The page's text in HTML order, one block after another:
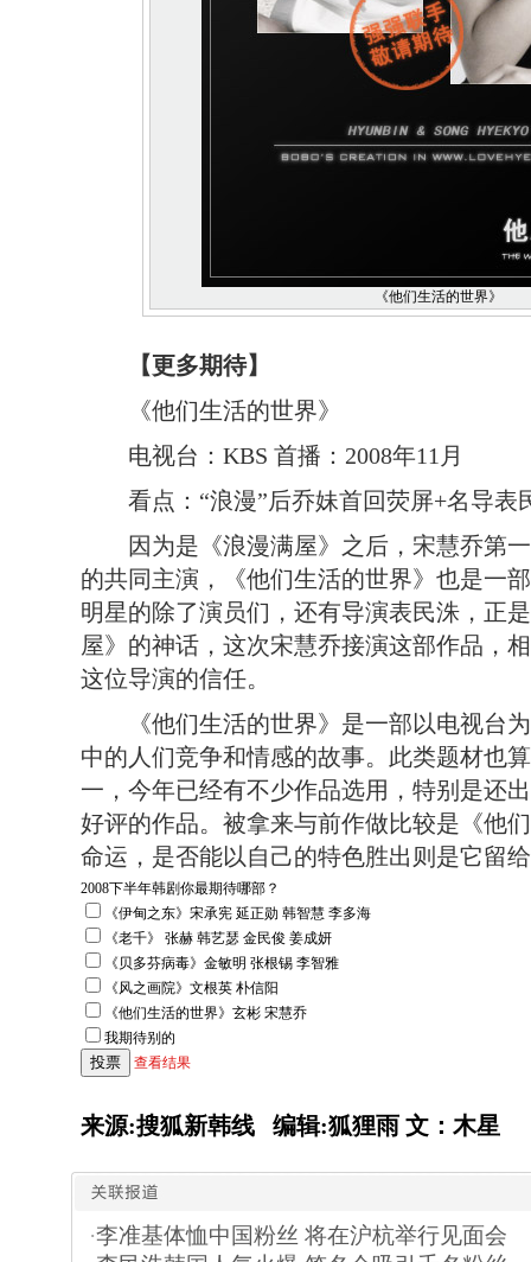
《他们生活的世界》
【更多期待】
《他们生活的世界》
电视台：KBS 首播：2008年11月
看点：“浪漫”后乔妹首回荧屏+名导表
因为是《浪漫满屋》之后，宋慧乔第一
的共同主演，《他们生活的世界》也是一
明星的除了演员们，还有导演表民洙，正
屋》的神话，这次宋慧乔接演这部作品，
这位导演的信任。
《他们生活的世界》是一部以电视台为
中的人们竞争和情感的故事。此类题材也
一，今年已经有不少作品选用，特别是还
好评的作品。被拿来与前作做比较是《他
命运，是否能以自己的特色胜出则是它留
2008下半年韩剧你最期待哪部？
《伊甸之东》宋承宪 延正勋 韩智慧 李多海
《老千》 张赫 韩艺瑟 金民俊 姜成妍
《贝多芬病毒》金敏明 张根锡 李智雅
《风之画院》文根英 朴信阳
《他们生活的世界》玄彬 宋慧乔
我期待别的
查看结果
来源:搜狐新韩线 编辑:狐狸雨 文：木星
·李准基体恤中国粉丝 将在沪杭举行见面会